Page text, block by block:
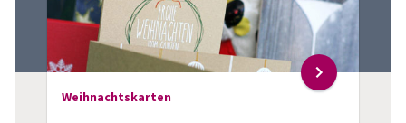
Weihnachtskarten